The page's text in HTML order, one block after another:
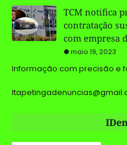
TCM notifica
contratação
com empresa
maio 19, 2023
Informação com precisão e